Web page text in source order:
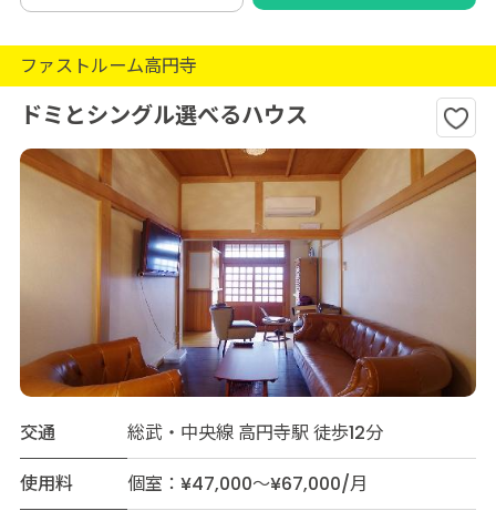
ファストルーム高円寺
ドミとシングル選べるハウス
交通
総武・中央線 高円寺駅 徒歩12分
使用料
個室：¥47,000～¥67,000/月